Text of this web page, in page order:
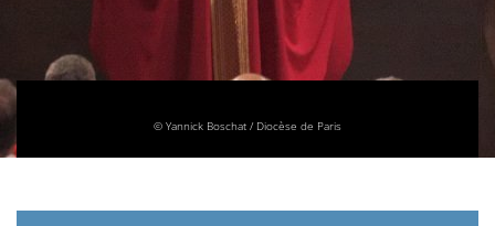
© Yannick Boschat / Diocèse de Paris